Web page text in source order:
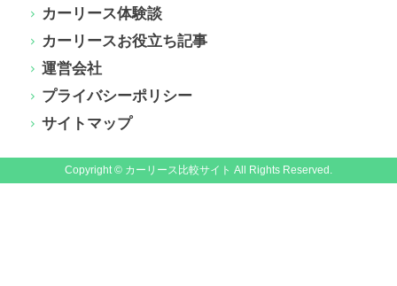
カーリース体験談
カーリースお役立ち記事
運営会社
プライバシーポリシー
サイトマップ
Copyright © カーリース比較サイト All Rights Reserved.